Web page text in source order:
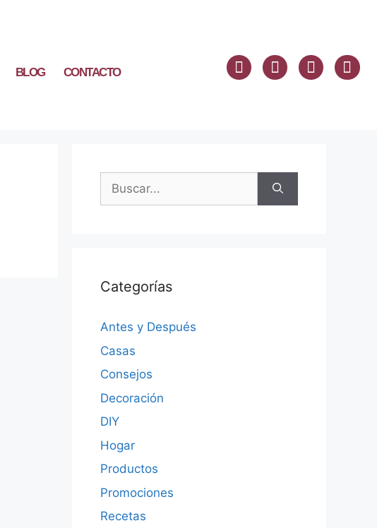
BLOG CONTACTO
Categorías
Antes y Después
Casas
Consejos
Decoración
DIY
Hogar
Productos
Promociones
Recetas